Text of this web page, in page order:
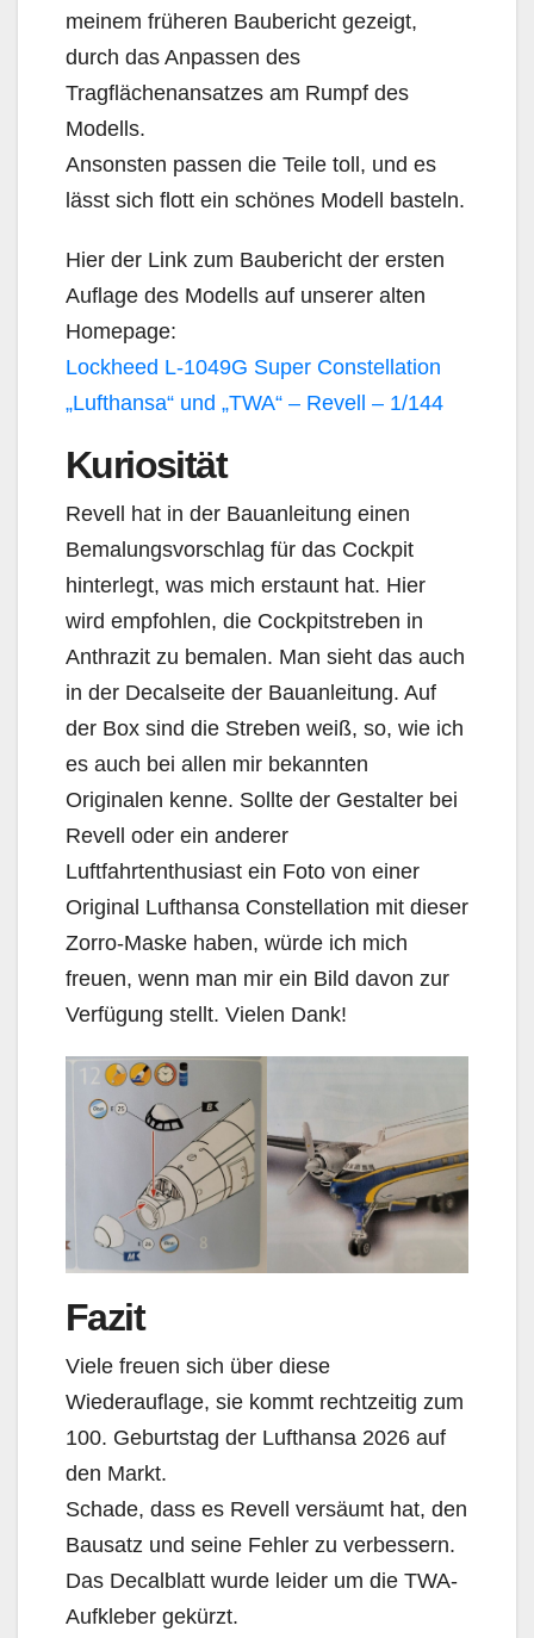
meinem früheren Baubericht gezeigt,
durch das Anpassen des
Tragflächenansatzes am Rumpf des
Modells.
Ansonsten passen die Teile toll, und es
lässt sich flott ein schönes Modell basteln.
Hier der Link zum Baubericht der ersten
Auflage des Modells auf unserer alten
Homepage:
Lockheed L-1049G Super Constellation
„Lufthansa“ und „TWA“ – Revell – 1/144
Kuriosität
Revell hat in der Bauanleitung einen
Bemalungsvorschlag für das Cockpit
hinterlegt, was mich erstaunt hat. Hier
wird empfohlen, die Cockpitstreben in
Anthrazit zu bemalen. Man sieht das auch
in der Decalseite der Bauanleitung. Auf
der Box sind die Streben weiß, so, wie ich
es auch bei allen mir bekannten
Originalen kenne. Sollte der Gestalter bei
Revell oder ein anderer
Luftfahrtenthusiast ein Foto von einer
Original Lufthansa Constellation mit dieser
Zorro-Maske haben, würde ich mich
freuen, wenn man mir ein Bild davon zur
Verfügung stellt. Vielen Dank!
Fazit
Viele freuen sich über diese
Wiederauflage, sie kommt rechtzeitig zum
100. Geburtstag der Lufthansa 2026 auf
den Markt.
Schade, dass es Revell versäumt hat, den
Bausatz und seine Fehler zu verbessern.
Das Decalblatt wurde leider um die TWA-
Aufkleber gekürzt.